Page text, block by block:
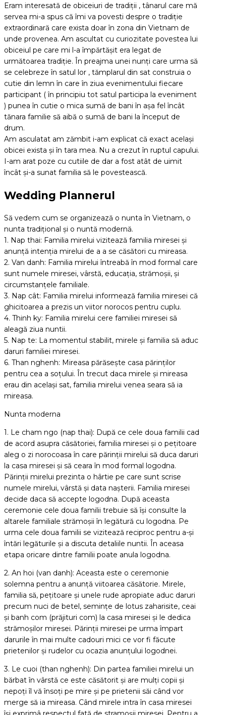
Eram interesată de obiceiuri de tradiții , tânarul care mă
servea mi-a spus că îmi va povesti despre o tradiție
extraordinară care exista doar în zona din Vietnam de
unde provenea. Am ascultat cu curiozitate povestea lui
obiceiul pe care mi l-a împărtășit era legat de
următoarea tradiție. În preajma unei nunți care urma să
se celebreze în satul lor , tămplarul din sat construia o
cutie din lemn în care în ziua evenimentului fiecare
participant ( în principiu tot satul participa la eveniment
) punea în cutie o mica sumă de bani în așa fel încât
tănara familie să aibă o sumă de bani la început de
drum.
Am asculatat am zămbit i-am explicat că exact același
obicei exista și în tara mea. Nu a crezut în ruptul capului.
I-am arat poze cu cutiile de dar a fost atât de uimit
încât și-a sunat familia să le povestească.
Wedding Plannerul
Să vedem cum se organizează o nunta în Vietnam, o
nunta tradițional și o nuntă modernă.
1. Nap thai: Familia mirelui vizitează familia miresei și
anunță intenția mirelui de a a se căsători cu mireasa.
2. Van danh: Familia mirelui întreabă în mod formal care
sunt numele miresei, vârstă, educația, strămoșii, și
circumstanțele familiale.
3. Nap cât: Familia mirelui informează familia miresei că
ghicitoarea a prezis un viitor norocos pentru cuplu.
4. Thinh ky: Familia mirelui cere familiei miresei să
aleagă ziua nuntii.
5. Nap te: La momentul stabilit, mirele și familia să aduc
daruri familiei miresei.
6. Than nghenh: Mireasa părăsește casa părinților
pentru cea a soțului. În trecut daca mirele și mireasa
erau din același sat, familia mirelui venea seara să ia
mireasa.
Nunta moderna
1. Le cham ngo (nap thai): După ce cele doua familii cad
de acord asupra căsătoriei, familia miresei și o pețitoare
aleg o zi norocoasa în care părinții mirelui să duca daruri
la casa miresei și să ceara în mod formal logodna.
Părinții mirelui prezinta o hârtie pe care sunt scrise
numele mirelui, vârstă și data nașterii. Familia miresei
decide daca să accepte logodna. După aceasta
ceremonie cele doua familii trebuie să își consulte la
altarele familiale strămoșii în legătură cu logodna. Pe
urma cele doua familii se vizitează reciproc pentru a-și
întări legăturile și a discuta detaliile nuntii. În aceasa
etapa oricare dintre familii poate anula logodna.
2. An hoi (van danh): Aceasta este o ceremonie
solemna pentru a anunță viitoarea căsătorie. Mirele,
familia să, pețitoare și unele rude apropiate aduc daruri
precum nuci de betel, semințe de lotus zaharisite, ceai
și banh com (prăjituri com) la casa miresei și le dedica
strămoșilor miresei. Părinții miresei pe urma împart
darurile în mai multe cadouri mici ce vor fi făcute
prietenilor și rudelor cu ocazia anunțului logodnei.
3. Le cuoi (than nghenh): Din partea familiei mirelui un
bărbat în vârstă ce este căsătorit și are mulți copii și
nepoți îl vă însoți pe mire și pe prietenii săi când vor
merge să ia mireasa. Când mirele intra în casa miresei